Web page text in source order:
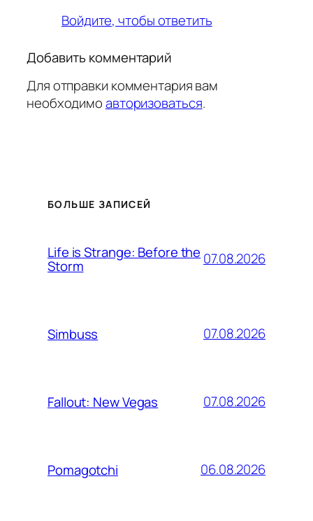
Войдите, чтобы ответить
Добавить комментарий
Для отправки комментария вам
необходимоавторизоваться.
БОЛЬШЕ ЗАПИСЕЙ
Life is Strange: Before the
Storm 07.08.2026
Simbuss 07.08.2026
Fallout: New Vegas 07.08.2026
Pomagotchi 06.08.2026